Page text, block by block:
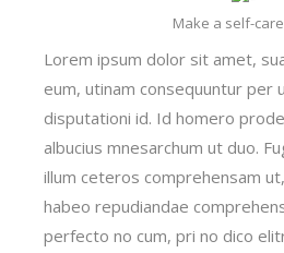
Make a self-
Lorem ipsum dolor sit amet,
eum, utinam consequuntur per
disputationi id. Id homero
albucius mnesarchum ut duo.
illum ceteros comprehensam
habeo repudiandae
perfecto no cum, pri no dico